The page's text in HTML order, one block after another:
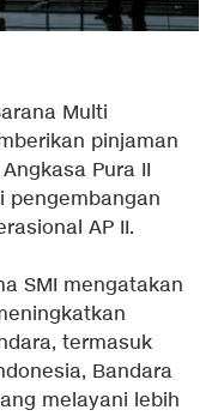
Multi
pinjaman
Pura II
pengembangan
AP II.
SMI mengatakan
termasuk
Bandara
melayani lebih